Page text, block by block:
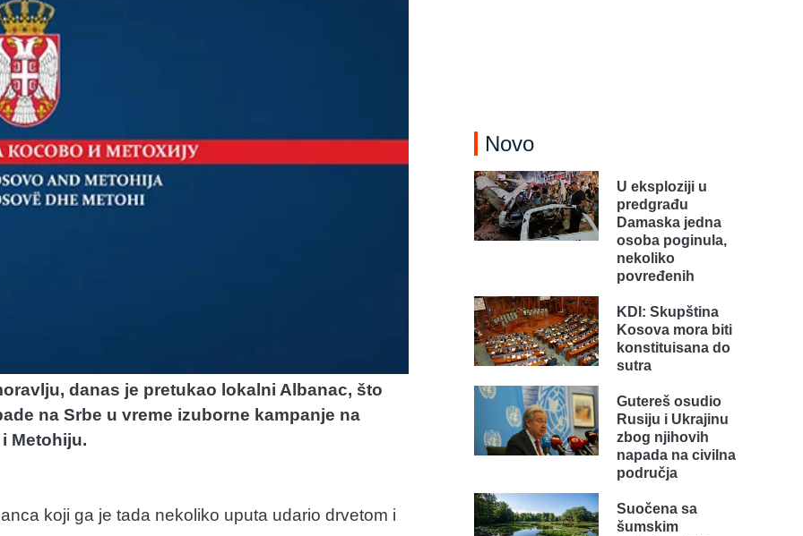
danas je pretukao lokalni Albanac, što
na Srbe u vreme izuborne kampanje na
Metohiju.
koji ga je tada nekoliko uputa udario drvetom i
Novo
U eksploziji u
predgrađu
Damaska jedna
osoba poginula,
nekoliko
povređenih
KDI: Skupština
Kosova mora biti
konstituisana do
sutra
Gutereš osudio
Rusiju i Ukrajinu
zbog njihovih
napada na civilna
područja
Suočena sa
šumskim